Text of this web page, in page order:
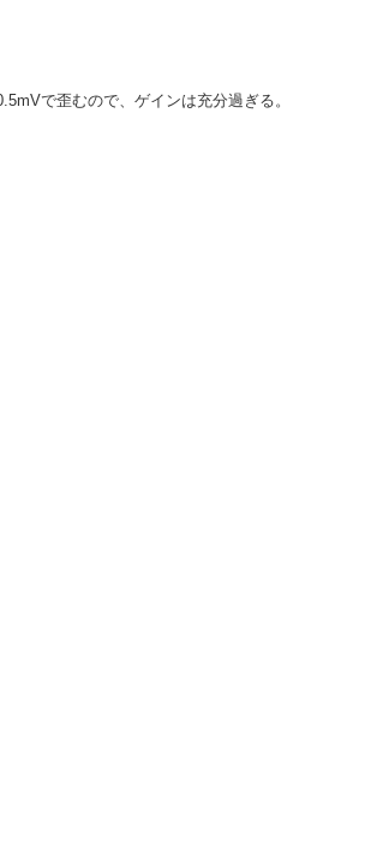
で歪むので、ゲインは充分過ぎる。